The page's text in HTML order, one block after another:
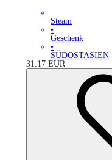
Steam
•
Geschenk
•
SÜDOSTASIEN
31.17 EUR